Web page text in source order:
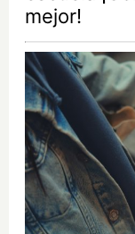
mejor!